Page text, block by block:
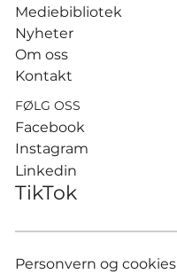
Mediebibliotek
Nyheter
Om oss
Kontakt
FØLG OSS
Facebook
Instagram
Linkedin
TikTok
Personvern og cookies